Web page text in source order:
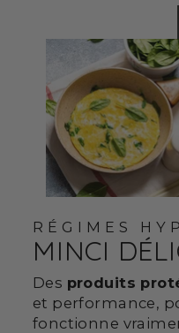
RÉGIMES
MINCI
Des produits
et performance,
fonctionne